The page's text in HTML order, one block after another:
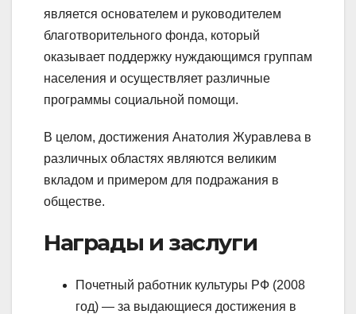
является основателем и руководителем
благотворительного фонда, который
оказывает поддержку нуждающимся группам
населения и осуществляет различные
программы социальной помощи.
В целом, достижения Анатолия Журавлева в
различных областях являются великим
вкладом и примером для подражания в
обществе.
Награды и заслуги
Почетный работник культуры РФ (2008
год) — за выдающиеся достижения в